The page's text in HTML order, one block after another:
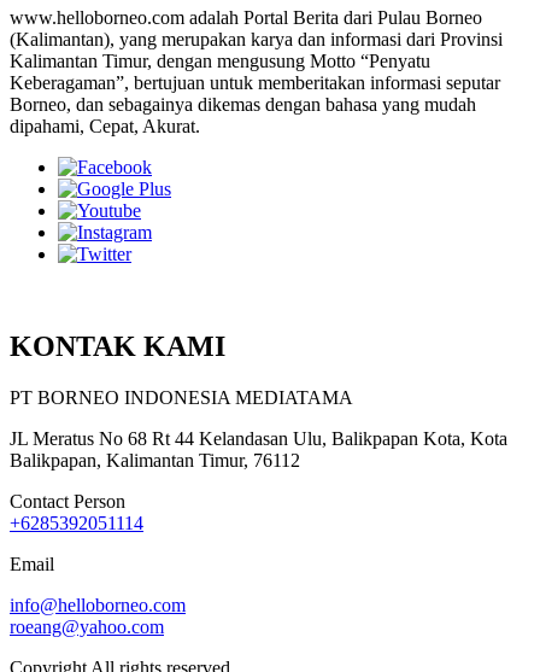
www.helloborneo.com adalah Portal Berita dari Pulau Borneo
(Kalimantan), yang merupakan karya dan informasi dari Provinsi
Kalimantan Timur, dengan mengusung Motto “Penyatu
Keberagaman”, bertujuan untuk memberitakan informasi seputar
Borneo, dan sebagainya dikemas dengan bahasa yang mudah
dipahami, Cepat, Akurat.
KONTAK KAMI
PT BORNEO INDONESIA MEDIATAMA
JL Meratus No 68 Rt 44 Kelandasan Ulu, Balikpapan Kota, Kota
Balikpapan, Kalimantan Timur, 76112
Contact Person
+6285392051114
Email
info@helloborneo.com
roeang@yahoo.com
Copyright All rights reserved